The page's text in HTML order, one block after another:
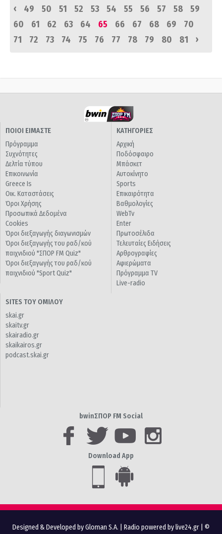
‹
49 50 51 52 53 54 55 56 57 58
59
60
61 62 63 64 65 66 67 68 69
70
71
72 73 74 75 76 77 78 79 80 81 ›
ΠΟΙΟΙ ΕΙΜΑΣΤΕ
Πρόγραμμα
Συχνότητες
Δελτία τύπου
Επικοινωνία
Greece Is
Οικ. Καταστάσεις
Όροι Χρήσης
Προσωπικά Δεδομένα
Cookies
Όροι διεξαγωγής διαγωνισμών
Όροι διεξαγωγής του ραδ/κού
παιχνιδιού "ΣΠΟΡ FM Quiz"
Όροι διεξαγωγής του ραδ/κού
παιχνιδιού "Sport Quiz"
ΚΑΤΗΓΟΡΙΕΣ
Αρχική
Ποδόσφαιρο
Μπάσκετ
Αυτοκίνητο
Sports
Επικαιρότητα
Βαθμολογίες
WebTv
Enter
Πρωτοσέλιδα
Τελευταίες Ειδήσεις
Αρθρογραφίες
Αφιερώματα
Πρόγραμμα TV
Live-radio
SITES ΤΟΥ ΟΜΙΛΟΥ
skai.gr
skaitv.gr
skairadio.gr
skaikairos.gr
podcast.skai.gr
bwinΣΠΟΡ FM Social
Download App
Designed & Developed by Gloman S.A. Radio powered by live24.gr | ©